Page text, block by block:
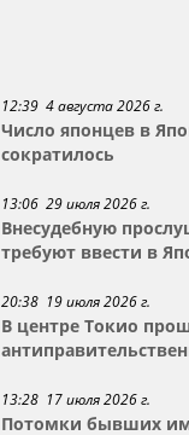
12:39 4 августа 2026 г.
Число японцев в
сократилось
13:06 29 июля 2026 г.
Внесудебную
требуют ввести в
20:38 19 июля 2026 г.
В центре Токио
13:28 17 июля 2026 г.
Потомки бывших